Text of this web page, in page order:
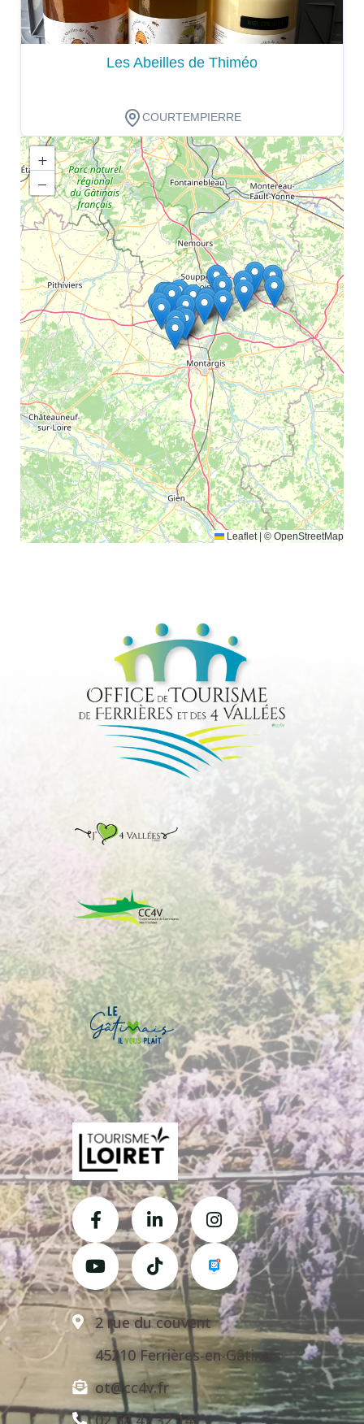
Les Abeilles de Thiméo
COURTEMPIERRE
Dégustation
+
−
Leaflet © OpenStreetMap
2 rue du couvent
45210 Ferrières-en-Gâtinais
ot@cc4v.fr
02 58 47 32 14